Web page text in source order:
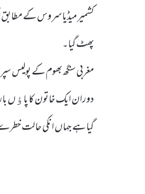
کشمیر میڈیا سروس کے مطابق
پھٹ گیا۔
مغربی سنگھ بھوم کے پولیس
دوران ایک خاتون کا پاﺅں
گیا ہے جہاں انکی حالت